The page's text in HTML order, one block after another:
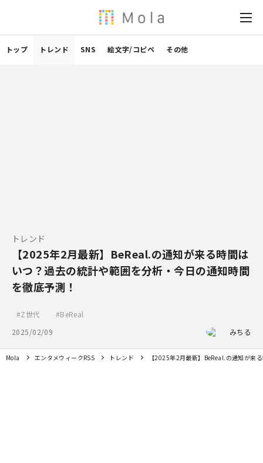
トップ トレンド SNS 絵文字/コピペ その他
トレンド
【2025年2月最新】BeReal.の通知が来る時間は
いつ？過去の統計や範囲を分析・今日の通知時間
を徹底予測！
Z世代
BeReal
2025/02/09
みちる
Mola エンタメウィークRSS トレンド 【2025年2月最新】BeReal.の通知が来